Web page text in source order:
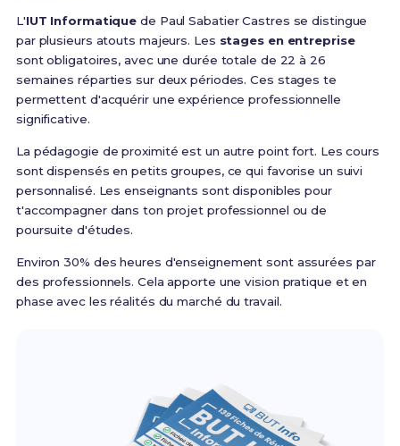
L'IUT Informatique de Paul Sabatier Castres se distingue
par plusieurs atouts majeurs. Les stages en entreprise
sont obligatoires, avec une durée totale de 22 à 26
semaines réparties sur deux périodes. Ces stages te
permettent d'acquérir une expérience professionnelle
significative.
La pédagogie de proximité est un autre point fort. Les cours
sont dispensés en petits groupes, ce qui favorise un suivi
personnalisé. Les enseignants sont disponibles pour
t'accompagner dans ton projet professionnel ou de
poursuite d'études.
Environ 30% des heures d'enseignement sont assurées par
des professionnels. Cela apporte une vision pratique et en
phase avec les réalités du marché du travail.